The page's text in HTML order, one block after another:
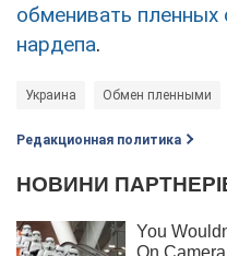
обменивать
нардепа.
Украина Обмен пленными
Редакционная политика